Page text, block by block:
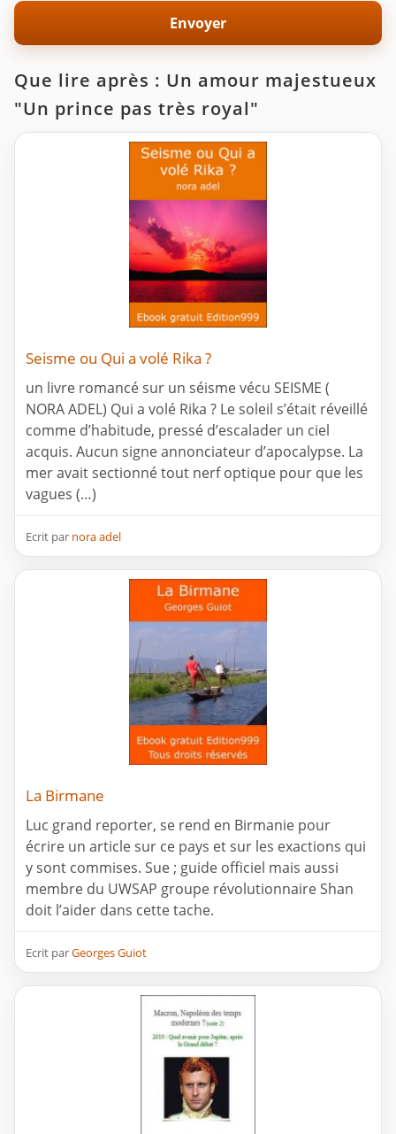
Que lire après : Un amour majestueux
"Un prince pas très royal"
Seisme ou Qui a volé Rika ?
un livre romancé sur un séisme vécu SEISME (
NORA ADEL) Qui a volé Rika ? Le soleil s’était réveillé
comme d’habitude, pressé d’escalader un ciel
acquis. Aucun signe annonciateur d’apocalypse. La
mer avait sectionné tout nerf optique pour que les
vagues (…)
Ecrit par nora adel
La Birmane
Luc grand reporter, se rend en Birmanie pour
écrire un article sur ce pays et sur les exactions qui
y sont commises. Sue ; guide officiel mais aussi
membre du UWSAP groupe révolutionnaire Shan
doit l’aider dans cette tache.
Ecrit parGeorges Guiot